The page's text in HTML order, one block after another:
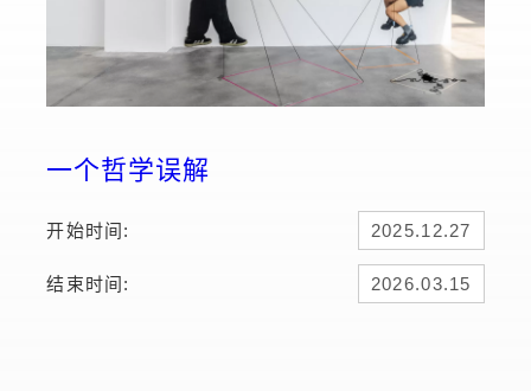
一个哲学误解
开始时间: 2025.12.27
结束时间: 2026.03.15